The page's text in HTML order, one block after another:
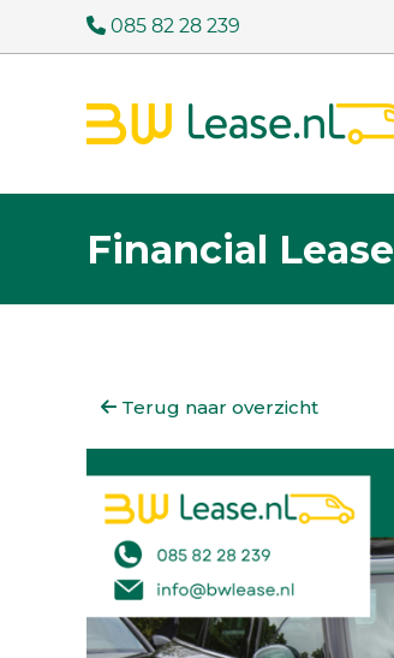
085 82 28 239
Financial Lease
Terug naar overzicht